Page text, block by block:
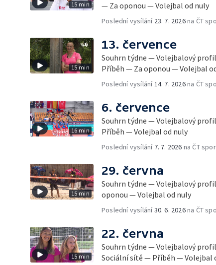
15 min
— Za oponou — Volejbal od nuly
Poslední vysílání 23. 7. 2026na ČT
15 min
13. července
Souhrn týdne — Volejbalový
Příběh — Za oponou — Volejbal
Poslední vysílání14. 7. 2026na ČT
16 min
6. července
Souhrn týdne — Volejbalový
Příběh — Volejbal od nuly
Poslední vysílání 7. 7. 2026 na ČT
15 min
29. června
Souhrn týdne — Volejbalový
oponou — Volejbal od nuly
Poslední vysílání30. 6. 2026na ČT
15 min
22. června
Souhrn týdne — Volejbalový
Sociální sítě — Příběh — Volejbal